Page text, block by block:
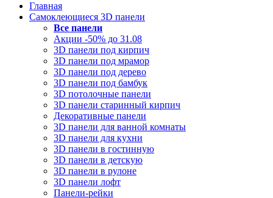
Главная
Самоклеющиеся 3D панели
Все панели
Акции -50% до 31.08
3D панели под кирпич
3D панели под мрамор
3D панели под дерево
3D панели под бамбук
3D потолочные панели
3D панели старинный кирпич
Декоративные панели
3D панели для ванной комнаты
3D панели для кухни
3D панели в гостинную
3D панели в детскую
3D панели в рулоне
3D панели лофт
Панели-рейки